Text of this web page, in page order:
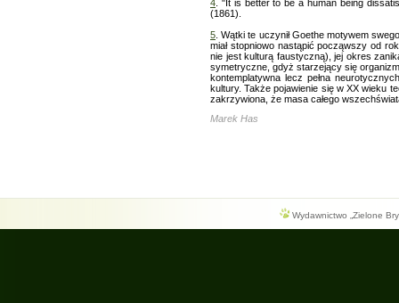
4 . "It is better to be a human being
(1861).
5 . Wątki te uczynił Goethe motywem
miał stopniowo nastąpić począwszy od
nie jest kulturą faustyczną), jej okres
symetryczne, gdyż starzejący się
kontemplatywna lecz pełna
kultury. Także pojawienie się w XX wieku
zakrzywiona, że masa całego
Marek Has
Wydawnictwo „Zielone